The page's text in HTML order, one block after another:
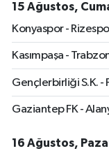
15 Ağustos,
Konyaspor -
Kasımpaşa -
Gençlerbirliği S.K. -
Gaziantep FK -
16 Ağustos,